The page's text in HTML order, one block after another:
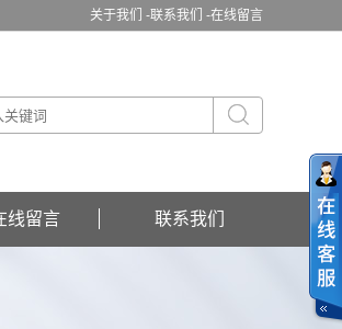
关于我们 -联系我们 -在线留言
线留言 联系我们